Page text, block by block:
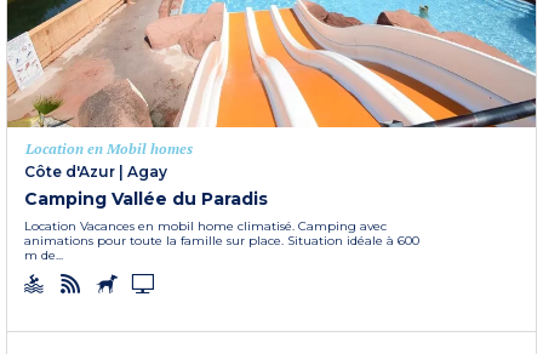
Location en Mobil homes
Côte d'Azur | Agay
Camping Vallée du Paradis
Location Vacances en mobil home climatisé. Camping avec
animations pour toute la famille sur place. Situation idéale à 600
m de...